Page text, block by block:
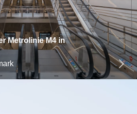
Metrolinie M4 in